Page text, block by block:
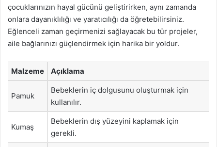
çocuklarınızın hayal gücünü geliştirirken, aynı zamanda
onlara dayanıklılığı ve yaratıcılığı da öğretebilirsiniz.
Eğlenceli zaman geçirmenizi sağlayacak bu tür projeler,
aile bağlarınızı güçlendirmek için harika bir yoldur.
Malzeme Açıklama
Pamuk
Bebeklerin iç dolgusunu oluşturmak için
kullanılır.
Kumaş
Bebeklerin dış yüzeyini kaplamak için
gerekli.